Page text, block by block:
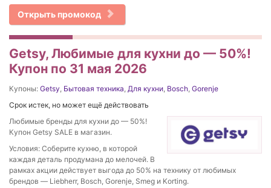
Открыть промокод
Getsy, Любимые для кухни до — 50%!
Купон по 31 мая 2026
Купоны: Getsy, Бытовая техника, Для кухни, Bosch, Gorenje
Срок истек, но может ещё действовать
Любимые бренды для кухни до — 50%!
Купон Getsy SALE в магазин.
Условия: Соберите кухню, в которой
каждая деталь продумана до мелочей. В
рамках акции действует выгода до 50% на технику от любимых
брендов — Liebherr, Bosch, Gorenje, Smeg и Korting.